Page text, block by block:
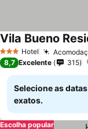
3 EstrelasHotel
Vila Bueno
8,7 Excelente 315
Selecione as
exatos.
Escolha popular